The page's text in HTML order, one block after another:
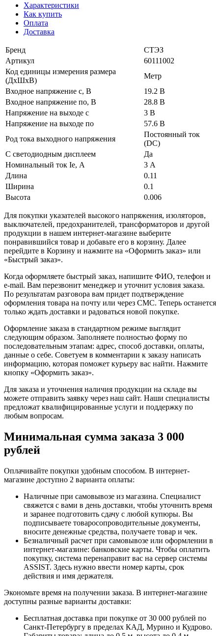
Характеристики
Как купить
Оплата
Доставка
Бренд
СТЭЗ
Артикул
60111002
Код единицы измерения размера
(ДхШхВ)
Метр
Входное напряжение с, В
19.2 В
Входное напряжение по, В
28.8 В
Напряжение на выходе с
3 В
Напряжение на выходе по
57.6 В
Род тока выходного напряжения
Постоянный ток
(DC)
С светодиодным дисплеем
Да
Номинальный ток Ie, А
3 А
Длина
0.11
Ширина
0.1
Высота
0.006
Для покупки указателей высокого напряжения, изоляторов,
выключателей, предохранителей, трансформаторов и другой
продукции в нашем интернет-магазине выберите
понравившийся товар и добавьте его в корзину. Далее
перейдите в Корзину и нажмите на «Оформить заказ» или
«Быстрый заказ».
Когда оформляете быстрый заказ, напишите ФИО, телефон и
e-mail. Вам перезвонит менеджер и уточнит условия заказа.
По результатам разговора вам придет подтверждение
оформления товара на почту или через СМС. Теперь останется
только ждать доставки и радоваться новой покупке.
Оформление заказа в стандартном режиме выглядит
следующим образом. Заполняете полностью форму по
последовательным этапам: адрес, способ доставки, оплаты,
данные о себе. Советуем в комментарии к заказу написать
информацию, которая поможет курьеру вас найти. Нажмите
кнопку «Оформить заказ».
Для заказа и уточнения наличия продукции на складе вы
можете отправить заявку через наш сайт. Наши специалисты
предложат квалифицированные услуги и поддержку по
любым вопросам.
Минимальная сумма заказа 3 000
рублей
Оплачивайте покупки удобным способом. В интернет-
магазине доступно 2 варианта оплаты:
Наличные при самовывозе из магазина. Специалист
свяжется с вами в день доставки, чтобы уточнить время
и заранее подготовить сдачу с любой купюры. Вы
подписываете товаросопроводительные документы,
вносите денежные средства, получаете товар и чек.
Безналичный расчет при самовывозе или оформлении в
интернет-магазине: банковские карты. Чтобы оплатить
покупку, система перенаправит вас на сервер системы
ASSIST. Здесь нужно ввести номер карты, срок
действия и имя держателя.
Экономьте время на получении заказа. В интернет-магазине
доступны разные варианты доставки:
Бесплатная доставка при покупке от 30 000 рублей по
Санкт-Петербургу в пределах КАД, Мурино и Кудрово.